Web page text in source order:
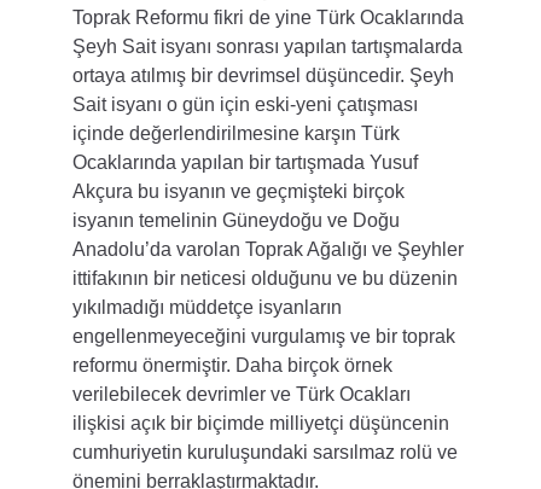
Toprak Reformu fikri de yine Türk Ocaklarında
Şeyh Sait isyanı sonrası yapılan tartışmalarda
ortaya atılmış bir devrimsel düşüncedir. Şeyh
Sait isyanı o gün için eski-yeni çatışması
içinde değerlendirilmesine karşın Türk
Ocaklarında yapılan bir tartışmada Yusuf
Akçura bu isyanın ve geçmişteki birçok
isyanın temelinin Güneydoğu ve Doğu
Anadolu’da varolan Toprak Ağalığı ve Şeyhler
ittifakının bir neticesi olduğunu ve bu düzenin
yıkılmadığı müddetçe isyanların
engellenmeyeceğini vurgulamış ve bir toprak
reformu önermiştir. Daha birçok örnek
verilebilecek devrimler ve Türk Ocakları
ilişkisi açık bir biçimde milliyetçi düşüncenin
cumhuriyetin kuruluşundaki sarsılmaz rolü ve
önemini berraklaştırmaktadır.